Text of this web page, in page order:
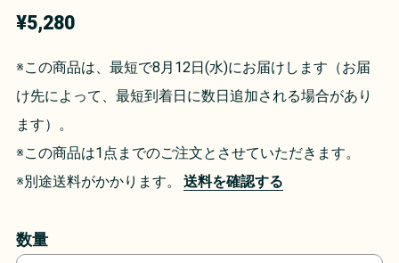
¥5,280
※この商品は、最短で8月12日(水)にお届けします（お届
け先によって、最短到着日に数日追加される場合があり
ます）。
※この商品は1点までのご注文とさせていただきます。
※別途送料がかかります。
送料を確認する
数量